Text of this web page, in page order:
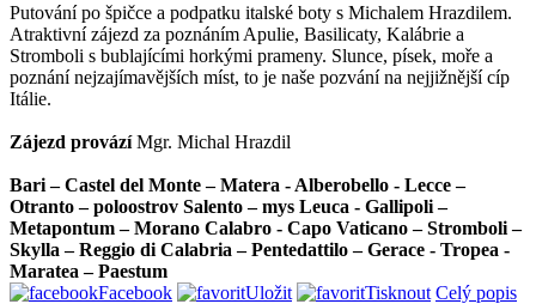
Putování po špičce a podpatku italské boty s Michalem Hrazdilem.
Atraktivní zájezd za poznáním Apulie, Basilicaty, Kalábrie a
Stromboli s bublajícími horkými prameny. Slunce, písek, moře a
poznání nejzajímavějších míst, to je naše pozvání na nejjižnější cíp
Itálie.
Zájezd provázíMgr. Michal Hrazdil
Bari – Castel del Monte – Matera - Alberobello - Lecce –
Otranto – poloostrov Salento – mys Leuca - Gallipoli –
Metapontum – Morano Calabro - Capo Vaticano – Stromboli –
Skylla – Reggio di Calabria – Pentedattilo – Gerace - Tropea -
Maratea – Paestum
Facebook
Uložit Tisknout Celý popis